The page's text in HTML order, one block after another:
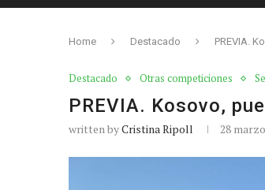
Home Destacado PREVIA.
Destacado Otras competiciones
PREVIA. Kosovo,
written byCristina Ripoll 28